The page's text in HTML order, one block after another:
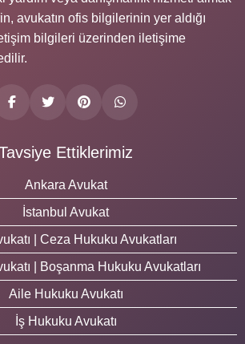
avukatın ofis bilgilerinin yer aldığı
bilgileri üzerinden iletişime
Ettiklerimiz
Ankara Avukat
İstanbul Avukat
| Ceza Hukuku Avukatları
| Boşanma Hukuku Avukatları
Aile Hukuku Avukatı
İş Hukuku Avukatı